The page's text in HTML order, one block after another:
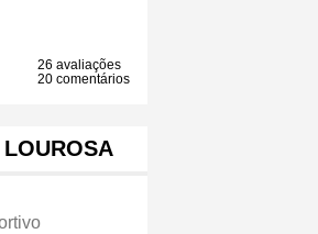
26 avaliações
20 comentários